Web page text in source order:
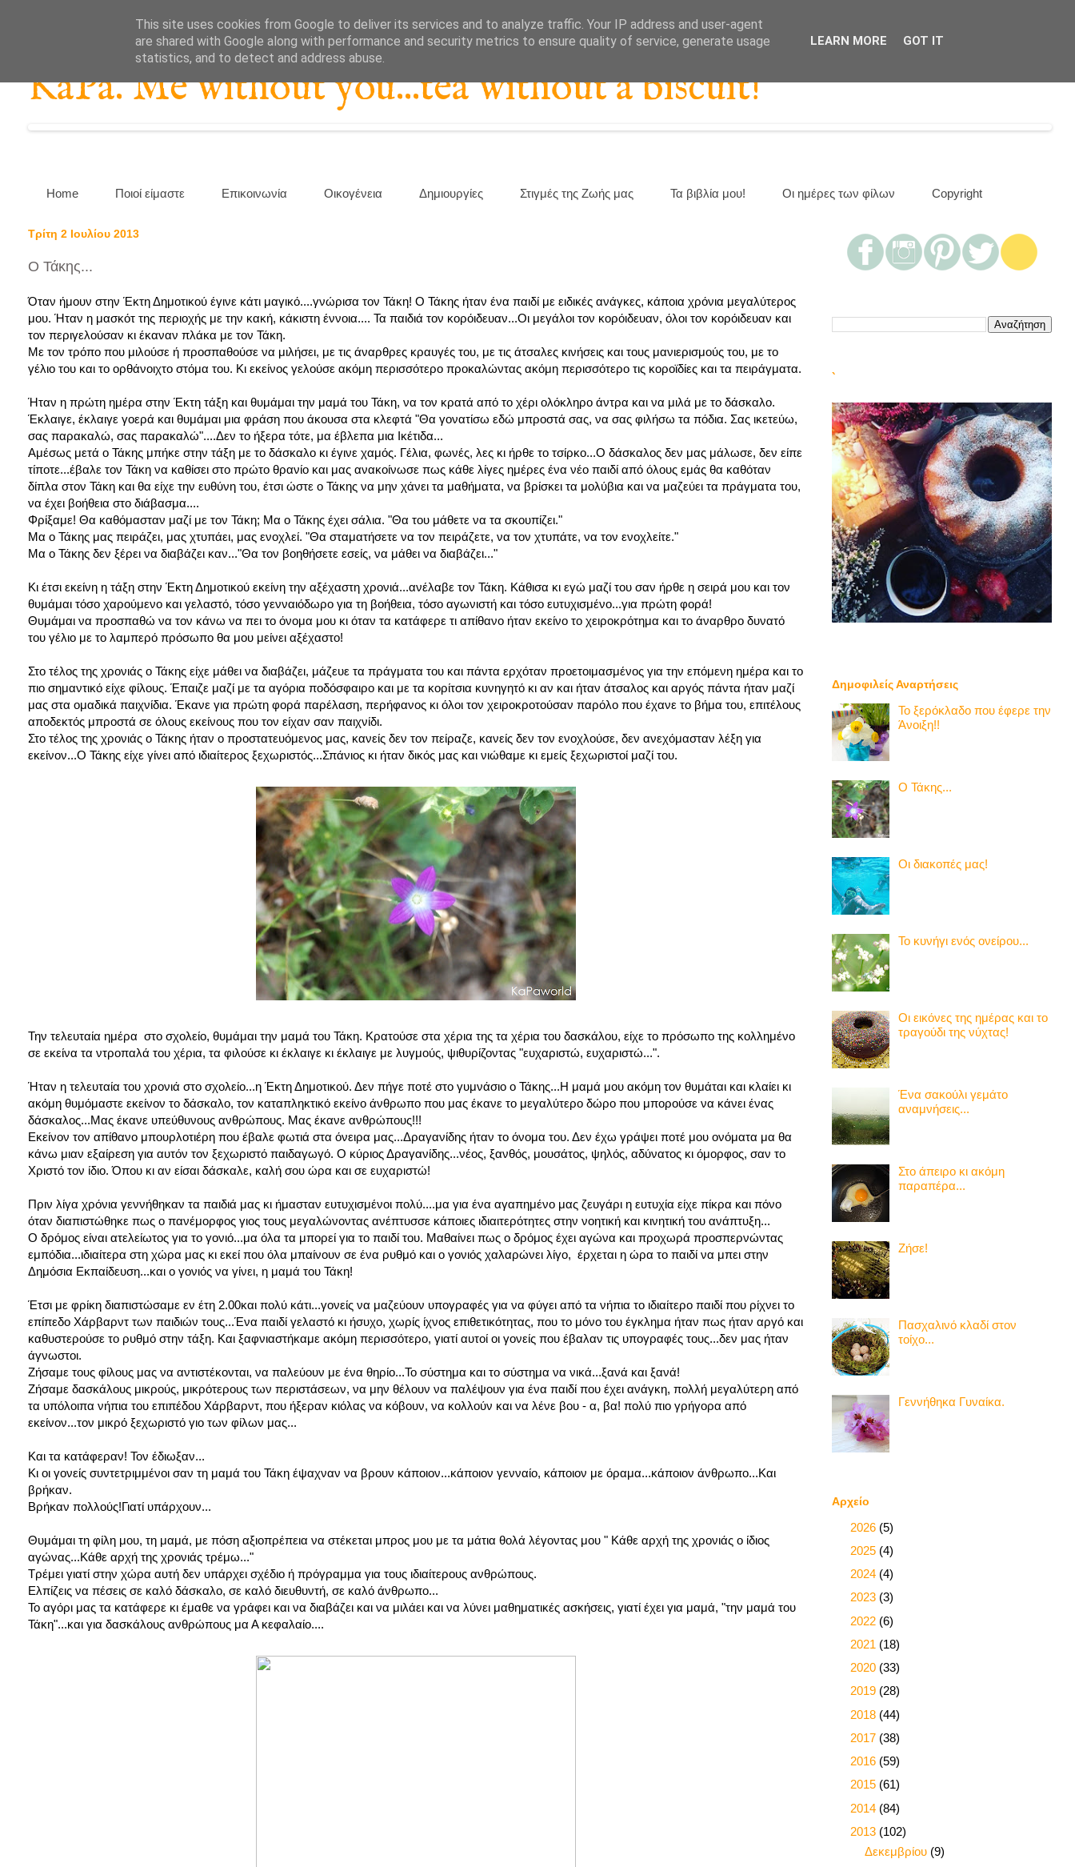
KaPa. Me without you...tea without a biscuit!
Home Ποιοί είμαστε Επικοινωνία Οικογένεια Δημιουργίες Στιγμές της Ζωής μας Τα βιβλία μου! Οι ημέρες των φίλων Copyright
Τρίτη 2 Ιουλίου 2013
Ο Τάκης...
Όταν ήμουν στην Έκτη Δημοτικού έγινε κάτι μαγικό....γνώρισα τον Τάκη! Ο Τάκης ήταν ένα παιδί με ειδικές ανάγκες, κάποια χρόνια μεγαλύτερος
μου. Ήταν η μασκότ της περιοχής με την κακή, κάκιστη έννοια.... Τα παιδιά τον κορόιδευαν...Οι μεγάλοι τον κορόιδευαν, όλοι τον κορόιδευαν και
τον περιγελούσαν κι έκαναν πλάκα με τον Τάκη.
Με τον τρόπο που μιλούσε ή προσπαθούσε να μιλήσει, με τις άναρθρες κραυγές του, με τις άτσαλες κινήσεις και τους μανιερισμούς του, με το
γέλιο του και το ορθάνοιχτο στόμα του. Κι εκείνος γελούσε ακόμη περισσότερο προκαλώντας ακόμη περισσότερο τις κοροϊδίες και τα πειράγματα.
Ήταν η πρώτη ημέρα στην Έκτη τάξη και θυμάμαι την μαμά του Τάκη, να τον κρατά από το χέρι ολόκληρο άντρα και να μιλά με το δάσκαλο.
Έκλαιγε, έκλαιγε γοερά και θυμάμαι μια φράση που άκουσα στα κλεφτά "Θα γονατίσω εδώ μπροστά σας, να σας φιλήσω τα πόδια. Σας ικετεύω,
σας παρακαλώ, σας παρακαλώ"....Δεν το ήξερα τότε, μα έβλεπα μια Ικέτιδα...
Αμέσως μετά ο Τάκης μπήκε στην τάξη με το δάσκαλο κι έγινε χαμός. Γέλια, φωνές, λες κι ήρθε το τσίρκο...Ο δάσκαλος δεν μας μάλωσε, δεν είπε
τίποτε...έβαλε τον Τάκη να καθίσει στο πρώτο θρανίο και μας ανακοίνωσε πως κάθε λίγες ημέρες ένα νέο παιδί από όλους εμάς θα καθόταν
δίπλα στον Τάκη και θα είχε την ευθύνη του, έτσι ώστε ο Τάκης να μην χάνει τα μαθήματα, να βρίσκει τα μολύβια και να μαζεύει τα πράγματα του,
να έχει βοήθεια στο διάβασμα....
Φρίξαμε! Θα καθόμασταν μαζί με τον Τάκη; Μα ο Τάκης έχει σάλια. "Θα του μάθετε να τα σκουπίζει."
Μα ο Τάκης μας πειράζει, μας χτυπάει, μας ενοχλεί. "Θα σταματήσετε να τον πειράζετε, να τον χτυπάτε, να τον ενοχλείτε."
Μα ο Τάκης δεν ξέρει να διαβάζει καν..."Θα τον βοηθήσετε εσείς, να μάθει να διαβάζει..."
Κι έτσι εκείνη η τάξη στην Έκτη Δημοτικού εκείνη την αξέχαστη χρονιά...ανέλαβε τον Τάκη. Κάθισα κι εγώ μαζί του σαν ήρθε η σειρά μου και τον
θυμάμαι τόσο χαρούμενο και γελαστό, τόσο γενναιόδωρο για τη βοήθεια, τόσο αγωνιστή και τόσο ευτυχισμένο...για πρώτη φορά!
Θυμάμαι να προσπαθώ να τον κάνω να πει το όνομα μου κι όταν τα κατάφερε τι απίθανο ήταν εκείνο το χειροκρότημα και το άναρθρο δυνατό
του γέλιο με το λαμπερό πρόσωπο θα μου μείνει αξέχαστο!
Στο τέλος της χρονιάς ο Τάκης είχε μάθει να διαβάζει, μάζευε τα πράγματα του και πάντα ερχόταν προετοιμασμένος για την επόμενη ημέρα και το
πιο σημαντικό είχε φίλους. Έπαιζε μαζί με τα αγόρια ποδόσφαιρο και με τα κορίτσια κυνηγητό κι αν και ήταν άτσαλος και αργός πάντα ήταν μαζί
μας στα ομαδικά παιχνίδια. Έκανε για πρώτη φορά παρέλαση, περήφανος κι όλοι τον χειροκροτούσαν παρόλο που έχανε το βήμα του, επιτέλους
αποδεκτός μπροστά σε όλους εκείνους που τον είχαν σαν παιχνίδι.
Στο τέλος της χρονιάς ο Τάκης ήταν ο προστατευόμενος μας, κανείς δεν τον πείραζε, κανείς δεν τον ενοχλούσε, δεν ανεχόμασταν λέξη για
εκείνον...Ο Τάκης είχε γίνει από ιδιαίτερος ξεχωριστός...Σπάνιος κι ήταν δικός μας και νιώθαμε κι εμείς ξεχωριστοί μαζί του.
Την τελευταία ημέρα στο σχολείο, θυμάμαι την μαμά του Τάκη. Κρατούσε στα χέρια της τα χέρια του δασκάλου, είχε το πρόσωπο της κολλημένο
σε εκείνα τα ντροπαλά του χέρια, τα φιλούσε κι έκλαιγε κι έκλαιγε με λυγμούς, ψιθυρίζοντας "ευχαριστώ, ευχαριστώ...".
Ήταν η τελευταία του χρονιά στο σχολείο...η Έκτη Δημοτικού. Δεν πήγε ποτέ στο γυμνάσιο ο Τάκης...Η μαμά μου ακόμη τον θυμάται και κλαίει κι
ακόμη θυμόμαστε εκείνον το δάσκαλο, τον καταπληκτικό εκείνο άνθρωπο που μας έκανε το μεγαλύτερο δώρο που μπορούσε να κάνει ένας
δάσκαλος...Μας έκανε υπεύθυνους ανθρώπους. Μας έκανε ανθρώπους!!!
Εκείνον τον απίθανο μπουρλοτιέρη που έβαλε φωτιά στα όνειρα μας...Δραγανίδης ήταν το όνομα του. Δεν έχω γράψει ποτέ μου ονόματα μα θα
κάνω μιαν εξαίρεση για αυτόν τον ξεχωριστό παιδαγωγό. Ο κύριος Δραγανίδης...νέος, ξανθός, μουσάτος, ψηλός, αδύνατος κι όμορφος, σαν το
Χριστό τον ίδιο. Όπου κι αν είσαι δάσκαλε, καλή σου ώρα και σε ευχαριστώ!
Πριν λίγα χρόνια γεννήθηκαν τα παιδιά μας κι ήμασταν ευτυχισμένοι πολύ....μα για ένα αγαπημένο μας ζευγάρι η ευτυχία είχε πίκρα και πόνο
όταν διαπιστώθηκε πως ο πανέμορφος γιος τους μεγαλώνοντας ανέπτυσσε κάποιες ιδιαιτερότητες στην νοητική και κινητική του ανάπτυξη...
Ο δρόμος είναι ατελείωτος για το γονιό...μα όλα τα μπορεί για το παιδί του. Μαθαίνει πως ο δρόμος έχει αγώνα και προχωρά προσπερνώντας
εμπόδια...ιδιαίτερα στη χώρα μας κι εκεί που όλα μπαίνουν σε ένα ρυθμό και ο γονιός χαλαρώνει λίγο, έρχεται η ώρα το παιδί να μπει στην
Δημόσια Εκπαίδευση...και ο γονιός να γίνει, η μαμά του Τάκη!
Έτσι με φρίκη διαπιστώσαμε εν έτη 2.00και πολύ κάτι...γονείς να μαζεύουν υπογραφές για να φύγει από τα νήπια το ιδιαίτερο παιδί που ρίχνει το
επίπεδο Χάρβαρντ των παιδιών τους...Ένα παιδί γελαστό κι ήσυχο, χωρίς ίχνος επιθετικότητας, που το μόνο του έγκλημα ήταν πως ήταν αργό και
καθυστερούσε το ρυθμό στην τάξη. Και ξαφνιαστήκαμε ακόμη περισσότερο, γιατί αυτοί οι γονείς που έβαλαν τις υπογραφές τους...δεν μας ήταν
άγνωστοι.
Ζήσαμε τους φίλους μας να αντιστέκονται, να παλεύουν με ένα θηρίο...Το σύστημα και το σύστημα να νικά...ξανά και ξανά!
Ζήσαμε δασκάλους μικρούς, μικρότερους των περιστάσεων, να μην θέλουν να παλέψουν για ένα παιδί που έχει ανάγκη, πολλή μεγαλύτερη από
τα υπόλοιπα νήπια του επιπέδου Χάρβαρντ, που ήξεραν κιόλας να κόβουν, να κολλούν και να λένε βου - α, βα! πολύ πιο γρήγορα από
εκείνον...τον μικρό ξεχωριστό γιο των φίλων μας...
Και τα κατάφεραν! Τον έδιωξαν...
Κι οι γονείς συντετριμμένοι σαν τη μαμά του Τάκη έψαχναν να βρουν κάποιον...κάποιον γενναίο, κάποιον με όραμα...κάποιον άνθρωπο...Και
βρήκαν.
Βρήκαν πολλούς!Γιατί υπάρχουν...
Θυμάμαι τη φίλη μου, τη μαμά, με πόση αξιοπρέπεια να στέκεται μπρος μου με τα μάτια θολά λέγοντας μου " Κάθε αρχή της χρονιάς ο ίδιος
αγώνας...Κάθε αρχή της χρονιάς τρέμω..."
Τρέμει γιατί στην χώρα αυτή δεν υπάρχει σχέδιο ή πρόγραμμα για τους ιδιαίτερους ανθρώπους.
Ελπίζεις να πέσεις σε καλό δάσκαλο, σε καλό διευθυντή, σε καλό άνθρωπο...
Το αγόρι μας τα κατάφερε κι έμαθε να γράφει και να διαβάζει και να μιλάει και να λύνει μαθηματικές ασκήσεις, γιατί έχει για μαμά, "την μαμά του
Τάκη"...και για δασκάλους ανθρώπους μα Α κεφαλαίο....
`
Δημοφιλείς Αναρτήσεις
Το ξερόκλαδο που έφερε την
Άνοιξη!!
Ο Τάκης...
Οι διακοπές μας!
Το κυνήγι ενός ονείρου...
Οι εικόνες της ημέρας και το
τραγούδι της νύχτας!
Ένα σακούλι γεμάτο
αναμνήσεις...
Στο άπειρο κι ακόμη
παραπέρα...
Ζήσε!
Πασχαλινό κλαδί στον
τοίχο...
Γεννήθηκα Γυναίκα.
Αρχείο
2026 (5)
2025 (4)
2024 (4)
2023 (3)
2022 (6)
2021 (18)
2020 (33)
2019 (28)
2018 (44)
2017 (38)
2016 (59)
2015 (61)
2014 (84)
2013 (102)
Δεκεμβρίου (9)
This site uses cookies from Google to deliver its services and to analyze traffic. Your IP address and user-agent
are shared with Google along with performance and security metrics to ensure quality of service, generate usage
statistics, and to detect and address abuse.
LEARN MORE GOT IT